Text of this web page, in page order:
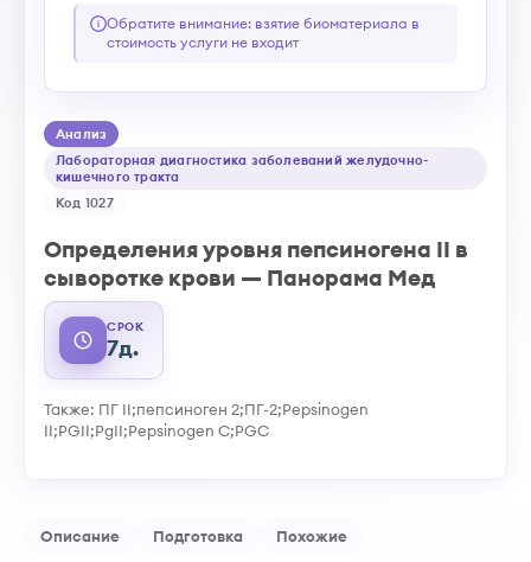
Анализ
Лабораторная диагностика заболеваний желудочно-
кишечного тракта
Код 1027
Определения уровня пепсиногена II в
сыворотке крови — Панорама Мед
СРОК
7д.
Также: ПГ II;пепсиноген 2;ПГ-2;Pepsinogen
II;PGII;PgII;Pepsinogen C;PGC
Обратите внимание: взятие биоматериала в
стоимость услуги не входит
Описание Подготовка Похожие